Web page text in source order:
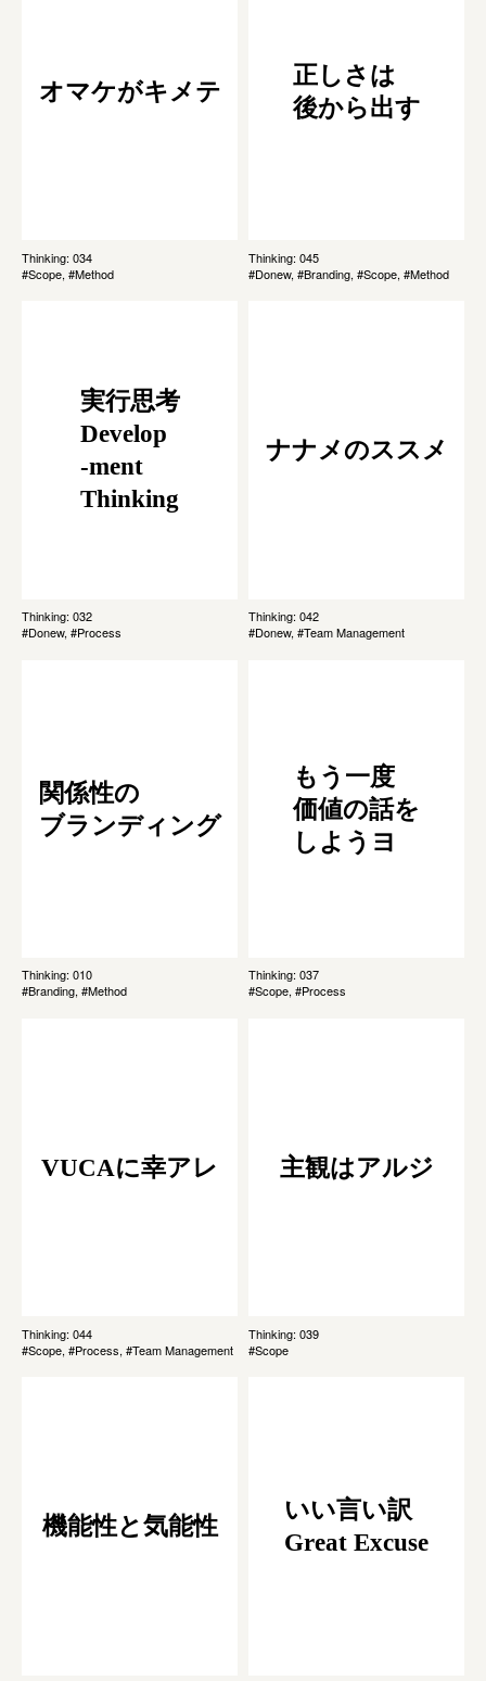
オマケがキメテ
Thinking: 034
#Scope, #Method
正しさは
後から出す
Thinking: 045
#Donew, #Branding, #Scope, #Method
実行思考
Develop
-ment
Thinking
Thinking: 032
#Donew, #Process
ナナメのススメ
Thinking: 042
#Donew, #Team Management
関係性の
ブランディング
Thinking: 010
#Branding, #Method
もう一度
価値の話を
しようヨ
Thinking: 037
#Scope, #Process
VUCAに幸アレ
Thinking: 044
#Scope, #Process, #Team Management
主観はアルジ
Thinking: 039
#Scope
機能性と気能性
いい言い訳
Great Excuse